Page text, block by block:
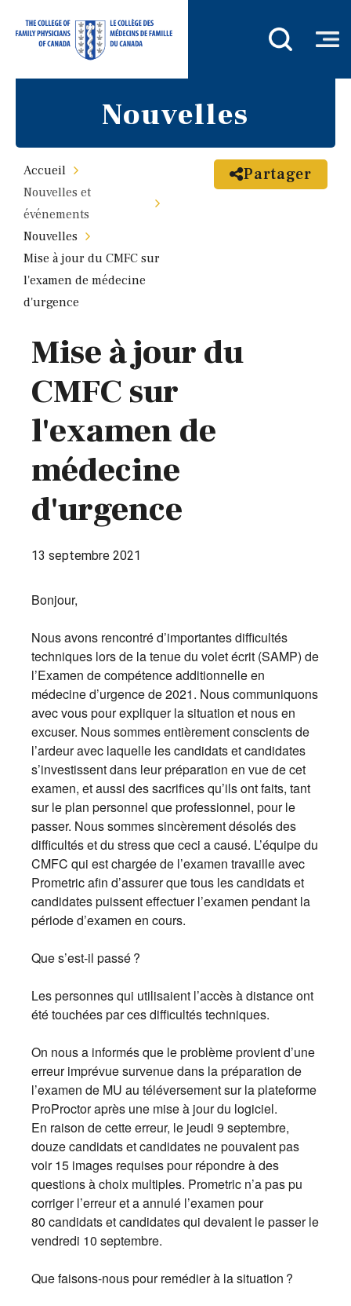
Nouvelles
Accueil
Nouvelles et
événements
Nouvelles
Mise à jour du CMFC sur
l'examen de médecine
d'urgence
Partager
Mise à jour du
CMFC sur
l'examen de
médecine
d'urgence
13 septembre 2021
Bonjour,
Nous avons rencontré d’importantes difficultés
techniques lors de la tenue du volet écrit (SAMP) de
l’Examen de compétence additionnelle en
médecine d’urgence de 2021. Nous communiquons
avec vous pour expliquer la situation et nous en
excuser. Nous sommes entièrement conscients de
l’ardeur avec laquelle les candidats et candidates
s’investissent dans leur préparation en vue de cet
examen, et aussi des sacrifices qu’ils ont faits, tant
sur le plan personnel que professionnel, pour le
passer. Nous sommes sincèrement désolés des
difficultés et du stress que ceci a causé. L’équipe du
CMFC qui est chargée de l’examen travaille avec
Prometric afin d’assurer que tous les candidats et
candidates puissent effectuer l’examen pendant la
période d’examen en cours.
Que s’est-il passé ?
Les personnes qui utilisaient l’accès à distance ont
été touchées par ces difficultés techniques.
On nous a informés que le problème provient d’une
erreur imprévue survenue dans la préparation de
l’examen de MU au téléversement sur la plateforme
ProProctor après une mise à jour du logiciel.
En raison de cette erreur, le jeudi 9 septembre,
douze candidats et candidates ne pouvaient pas
voir 15 images requises pour répondre à des
questions à choix multiples. Prometric n’a pas pu
corriger l’erreur et a annulé l’examen pour
80 candidats et candidates qui devaient le passer le
vendredi 10 septembre.
Que faisons-nous pour remédier à la situation ?